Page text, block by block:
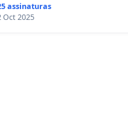
assinaturas
Oct 2025